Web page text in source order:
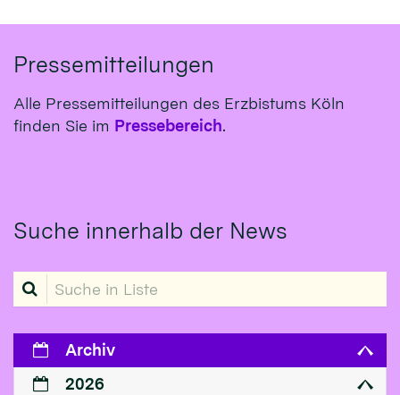
Pressemitteilungen
Alle Pressemitteilungen des Erzbistums Köln
finden Sie im Pressebereich.
Suche innerhalb der News
Suche in Liste
Archiv
2026